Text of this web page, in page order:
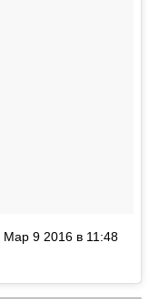
Мар 9 2016 в 11:48